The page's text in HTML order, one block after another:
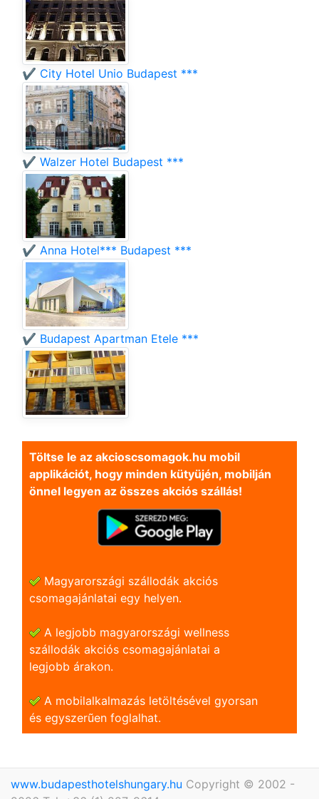
✔️ City Hotel Unio Budapest ***
✔️ Walzer Hotel Budapest ***
✔️ Anna Hotel*** Budapest ***
✔️ Budapest Apartman Etele ***
Töltse le az akcioscsomagok.hu mobil
applikációt, hogy minden kütyüjén, mobilján
önnel legyen az összes akciós szállás!
Magyarországi szállodák akciós
csomagajánlatai egy helyen.
A legjobb magyarországi wellness
szállodák akciós csomagajánlatai a
legjobb árakon.
A mobilalkalmazás letöltésével gyorsan
és egyszerũen foglalhat.
www.budapesthotelshungary.hu Copyright © 2002 -